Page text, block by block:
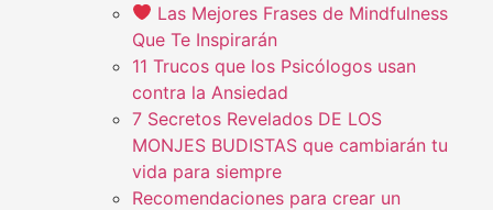
Las Mejores Frases de Mindfulness
Que Te Inspirarán
11 Trucos que los Psicólogos usan
contra la Ansiedad
7 Secretos Revelados DE LOS
MONJES BUDISTAS que cambiarán tu
vida para siempre
Recomendaciones para crear un